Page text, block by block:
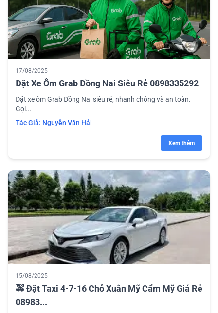
17/08/2025
Đặt Xe Ôm Grab Đồng Nai Siêu Rẻ 0898335292
Đặt xe ôm Grab Đồng Nai siêu rẻ, nhanh chóng và an toàn.
Gọi...
Tác Giả: Nguyễn Văn Hải
Xem thêm
15/08/2025
🚕 Đặt Taxi 4-7-16 Chỗ Xuân Mỹ Cẩm Mỹ Giá Rẻ
08983...